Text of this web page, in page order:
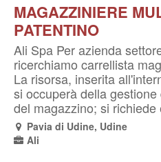
MAGAZZINIERE
PATENTINO
Ali Spa Per azienda
ricerchiamo carrellista
La risorsa, inserita
si occuperà della
del magazzino; si richiede
Pavia di Udine, Udine
Ali